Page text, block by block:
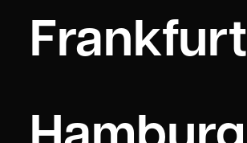
Frankfurt